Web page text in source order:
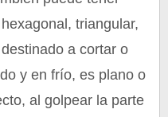
triangular,
a cortar o
y en frío, es plano o
al golpear la parte